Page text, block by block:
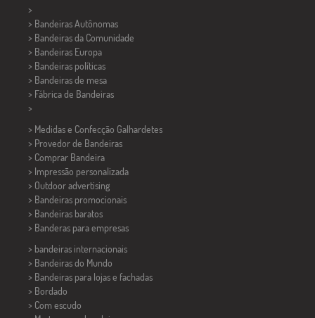
>
> Bandeiras Autônomas
> Bandeiras da Comunidade
> Bandeiras Europa
> Bandeiras políticas
> Bandeiras de mesa
> Fábrica de Bandeiras
>
> Medidas e Confecção Galhardetes
> Provedor de Bandeiras
> Comprar Bandeira
> Impressão personalizada
> Outdoor advertising
> Bandeiras promocionais
> Bandeiras baratos
> Banderas para empresas
> bandeiras internacionais
> Bandeiras do Mundo
> Bandeiras para lojas e fachadas
> Bordado
> Com escudo